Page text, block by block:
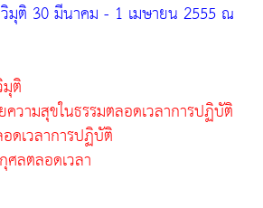
มุติ 30 มีนาคม - 1 เมษายน 2555 ณ
ติ
วามสุขในธรรมตลอดเวลาการปฏิบัติ
ดเวลาการปฏิบัติ
ศลตลอดเวลา